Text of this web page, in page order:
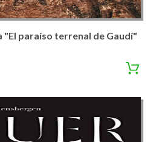
"El paraíso terrenal de Gaudí"